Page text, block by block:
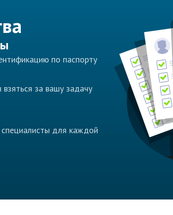
по паспорту
за вашу задачу
для каждой